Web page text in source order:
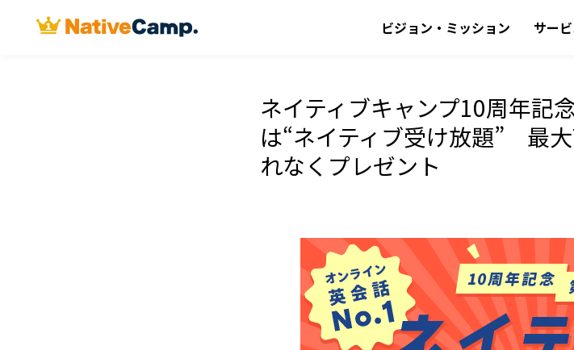
ビジョン・ミッション サー
ネイティブキャンプ10周年
は“ネイティブ受け放題” 最
れなくプレゼント